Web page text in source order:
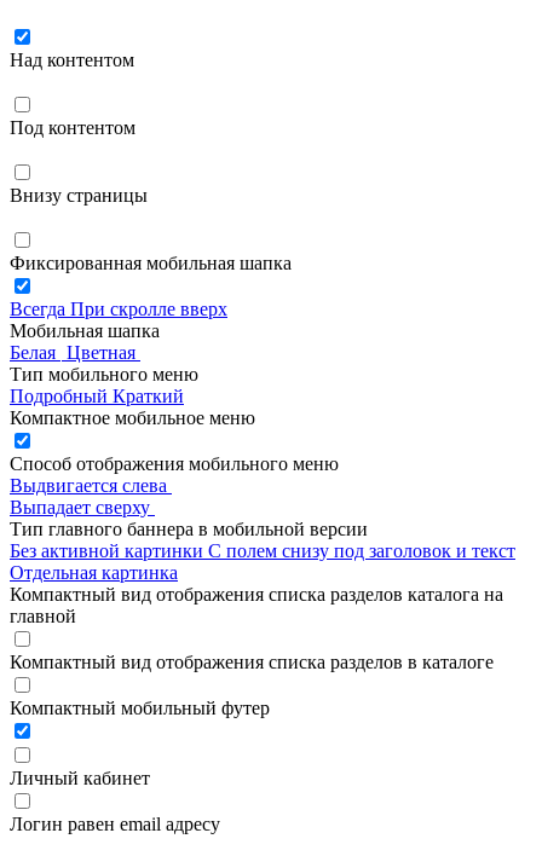
Над контентом
Под контентом
Внизу страницы
Фиксированная мобильная шапка
Всегда При скролле вверх
Мобильная шапка
Белая Цветная
Тип мобильного меню
Подробный Краткий
Компактное мобильное меню
Способ отображения мобильного меню
Выдвигается слева
Выпадает сверху
Тип главного баннера в мобильной версии
Без активной картинки С полем снизу под заголовок и текст
Отдельная картинка
Компактный вид отображения списка разделов каталога на
главной
Компактный вид отображения списка разделов в каталоге
Компактный мобильный футер
Личный кабинет
Логин равен email адресу